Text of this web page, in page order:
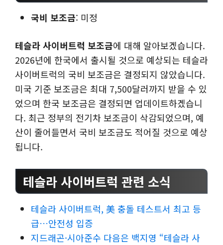
국비 보조금: 미정
테슬라 사이버트럭 보조금에 대해 알아보겠습니다.
2026년에 한국에서 출시될 것으로 예상되는 테슬라
사이버트럭의 국비 보조금은 결정되지 않았습니다.
미국 기준 보조금은 최대 7,500달러까지 받을 수 있
었으며 한국 보조금은 결정되면 업데이트하겠습니
다. 최근 정부의 전기차 보조금이 삭감되었으며, 예
산이 줄어들면서 국비 보조금도 적어질 것으로 예상
됩니다.
테슬라 사이버트럭 관련 소식
테슬라 사이버트럭, 美 충돌 테스트서 최고 등
급…안전성 입증
지드래곤·시아준수 다음은 백지영 “테슬라 사